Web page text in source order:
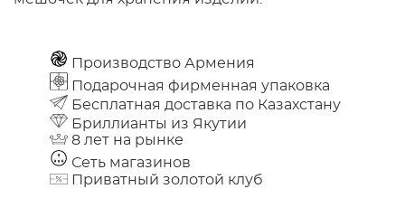
Производство Армения
Подарочная фирменная упаковка
Бесплатная доставка по Казахстану
Бриллианты из Якутии
8 лет на рынке
Сеть магазинов
Приватный золотой клуб